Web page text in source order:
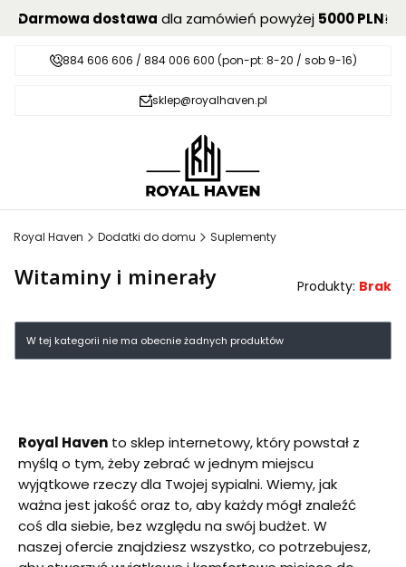
Darmowa dostawa dla zamówień powyżej 5000 PLN!
884 606 606 / 884 006 600 (pon-pt: 8-20 / sob 9-16)
sklep@royalhaven.pl
Royal Haven Dodatki do domu Suplementy
Witaminy i minerały Produkty: Brak
Lista produktów
W tej kategorii nie ma obecnie żadnych produktów
Royal Haven to sklep internetowy, który powstał z
myślą o tym, żeby zebrać w jednym miejscu
wyjątkowe rzeczy dla Twojej sypialni. Wiemy, jak
ważna jest jakość oraz to, aby każdy mógł znaleźć
coś dla siebie, bez względu na swój budżet. W
naszej ofercie znajdziesz wszystko, co potrzebujesz,